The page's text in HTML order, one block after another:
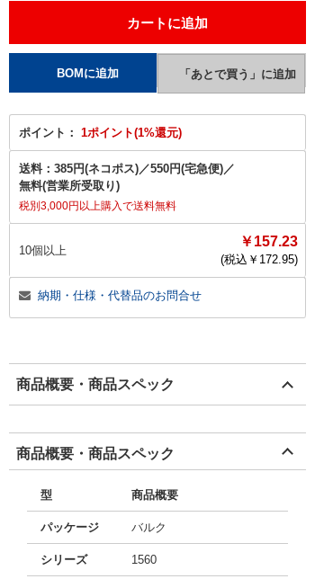
ポイント： 1ポイント(1%還元)
送料： 385円(ネコポス)／550円(宅急便)／
無料(営業所受取り)
税別3,000円以上購入で送料無料
10個以上
￥157.23
(税込￥ 172.95)
納期・仕様・代替品のお問合せ
商品概要・商品スペック
商品概要・商品スペック
型 商品概要
パッケージ バルク
シリーズ 1560